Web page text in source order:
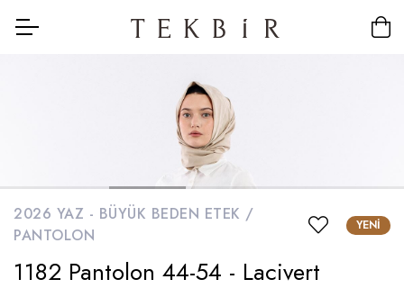
2026 YAZ - BÜYÜK BEDEN ETEK /
PANTOLON
YENI
1182 Pantolon 44-54 - Lacivert